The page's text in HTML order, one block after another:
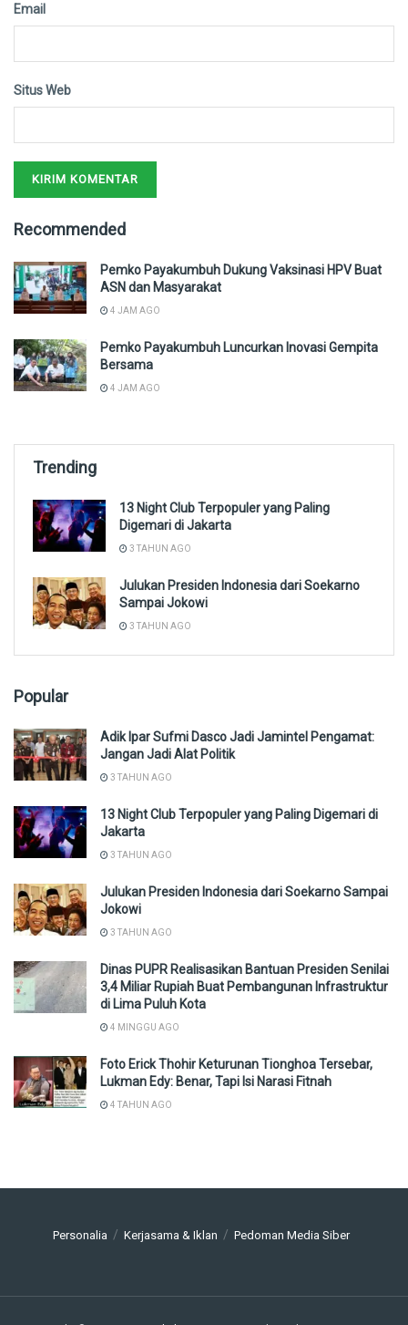
Email
Situs Web
Recommended
Pemko Payakumbuh Dukung Vaksinasi HPV Buat
ASN dan Masyarakat
4 JAM AGO
Pemko Payakumbuh Luncurkan Inovasi Gempita
Bersama
4 JAM AGO
Trending
13 Night Club Terpopuler yang Paling
Digemari di Jakarta
3 TAHUN AGO
Julukan Presiden Indonesia dari Soekarno
Sampai Jokowi
3 TAHUN AGO
Popular
Adik Ipar Sufmi Dasco Jadi Jamintel Pengamat:
Jangan Jadi Alat Politik
3 TAHUN AGO
13 Night Club Terpopuler yang Paling Digemari di
Jakarta
3 TAHUN AGO
Julukan Presiden Indonesia dari Soekarno Sampai
Jokowi
3 TAHUN AGO
Dinas PUPR Realisasikan Bantuan Presiden Senilai
3,4 Miliar Rupiah Buat Pembangunan Infrastruktur
di Lima Puluh Kota
4 MINGGU AGO
Foto Erick Thohir Keturunan Tionghoa Tersebar,
Lukman Edy: Benar, Tapi Isi Narasi Fitnah
4 TAHUN AGO
Personalia Kerjasama & Iklan Pedoman Media Siber